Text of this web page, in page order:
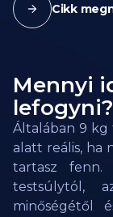
Cikk
Mennyi
lefogyni?
Általában 9 kg
alatt reális, ha
tartasz
testsúlytól,
minőségétől